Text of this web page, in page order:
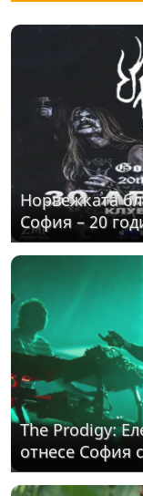
Норвежката
София – 20
The Prodigy:
отнесе София